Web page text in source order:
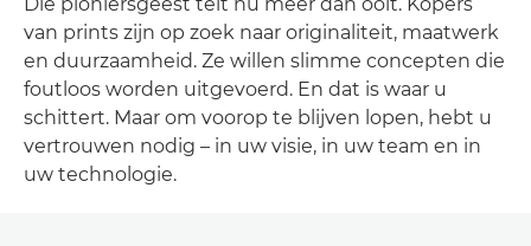
van prints zijn op zoek naar originaliteit, maatwerk
en duurzaamheid. Ze willen slimme concepten die
foutloos worden uitgevoerd. En dat is waar u
schittert. Maar om voorop te blijven lopen, hebt u
vertrouwen nodig – in uw visie, in uw team en in
uw technologie.